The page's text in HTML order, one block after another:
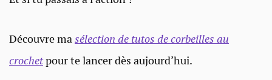
Découvre masélection de tutos de corbeilles au
crochetpour te lancer dès aujourd’hui.